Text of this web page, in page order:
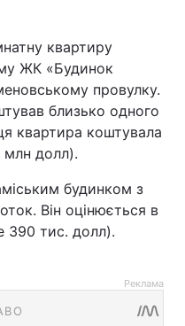
квартиру
ЖК «Будинок
провулку.
близько одного
квартира коштувала
млн долл).
будинком з
Він оцінюється в
390 тис. долл).
Реклама